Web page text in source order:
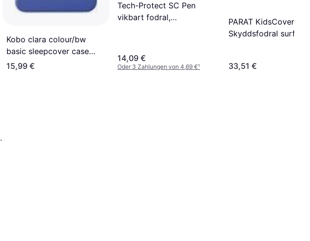
Kobo clara colour/bw
basic sleepcover case
vegan cobalt blue
15,99 €
Tech-Protect SC Pen
vikbart fodral,
14,09 €
Oder 3 Zahlungen von 4,69 €¹
PARAT KidsCover
Skyddsfodral
iPad (7:e generation)
33,51 €
.